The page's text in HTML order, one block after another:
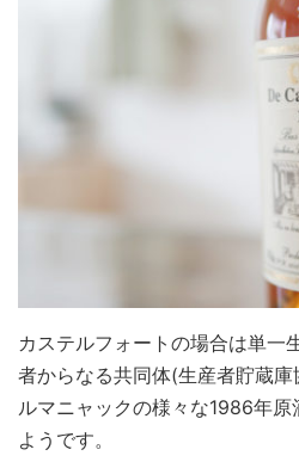
カステルフォートの場合は単一
者からなる共同体(生産者貯蔵
ルマニャックの様々な1986年
ようです。